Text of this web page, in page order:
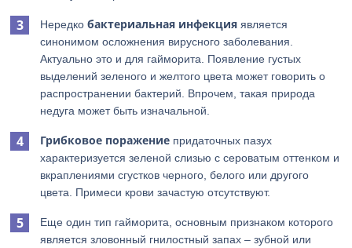
Нередкобактериальная инфекция является
синонимом осложнения вирусного заболевания.
Актуально это и для гайморита. Появление густых
выделений зеленого и желтого цвета может говорить о
распространении бактерий. Впрочем, такая природа
недуга может быть изначальной.
Грибковое поражение придаточных пазух
характеризуется зеленой слизью с сероватым оттенком и
вкраплениями сгустков черного, белого или другого
цвета. Примеси крови зачастую отсутствуют.
Еще один тип гайморита, основным признаком которого
является зловонный гнилостный запах – зубной или